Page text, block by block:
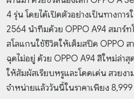
4 รุ่น โดยได้เปิดตัวอย่างเป็นทางกา
2564 นำทีมด้วย OPPO A94 สมาร์ท
สโลแกนใช้ชีวิตให้เต็มสปีด OPPO
ฉุดไม่อยู่ ด้วย OPPO A94 สีใหม่ล่า
ให้สัมผัสเรียบหรูและโดดเด่น สวยงา
จำหน่ายแล้ววันนี้ในราคาเพียง